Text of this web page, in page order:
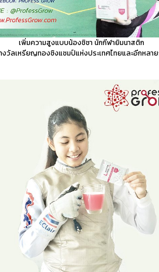
เพิ่มความสูงแบบน้องชิชา นักกีฬายิมนาสติก
งวัลเหรียญทองชิงแชมป์แห่งประเทศไทยและอีกหลาย